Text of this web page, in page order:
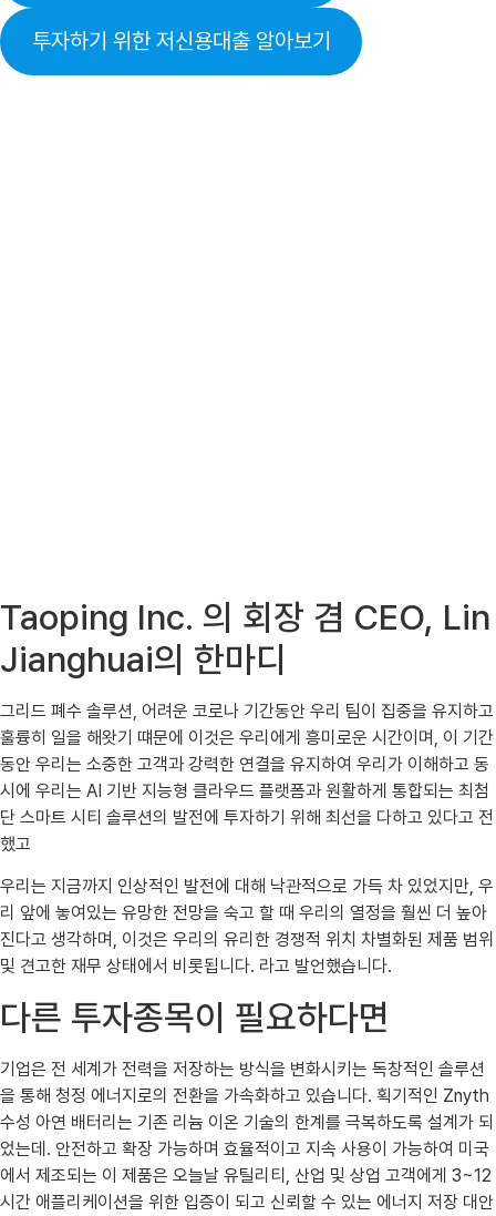
투자하기 위한 저신용대출 알아보기
Taoping Inc. 의 회장 겸 CEO, Lin
Jianghuai의 한마디
그리드 폐수 솔루션, 어려운 코로나 기간동안 우리 팀이 집중을 유지하고
훌륭히 일을 해왓기 떄문에 이것은 우리에게 흥미로운 시간이며, 이 기간
동안 우리는 소중한 고객과 강력한 연결을 유지하여 우리가 이해하고 동
시에 우리는 AI 기반 지능형 클라우드 플랫폼과 원활하게 통합되는 최첨
단 스마트 시티 솔루션의 발전에 투자하기 위해 최선을 다하고 있다고 전
했고
우리는 지금까지 인상적인 발전에 대해 낙관적으로 가득 차 있었지만, 우
리 앞에 놓여있는 유망한 전망을 숙고 할 때 우리의 열정을 훨씬 더 높아
진다고 생각하며, 이것은 우리의 유리한 경쟁적 위치 차별화된 제품 범위
및 견고한 재무 상태에서 비롯됩니다. 라고 발언했습니다.
다른 투자종목이 필요하다면
기업은 전 세계가 전력을 저장하는 방식을 변화시키는 독창적인 솔루션
을 통해 청정 에너지로의 전환을 가속화하고 있습니다. 획기적인 Znyth
수성 아연 배터리는 기존 리늄 이온 기술의 한계를 극복하도록 설계가 되
었는데. 안전하고 확장 가능하며 효율적이고 지속 사용이 가능하여 미국
에서 제조되는 이 제품은 오늘날 유틸리티, 산업 및 상업 고객에게 3~12
시간 애플리케이션을 위한 입증이 되고 신뢰할 수 있는 에너지 저장 대안